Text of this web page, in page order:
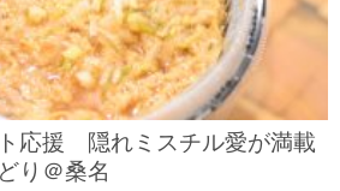
応援 隠れミスチル愛が満載
り＠桑名